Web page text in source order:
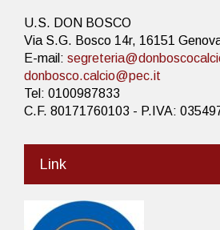
U.S. DON BOSCO
Via S.G. Bosco 14r, 16151
E-mail:
donbosco.calcio@pec.it
Tel: 0100987833
C.F. 80171760103 - P.IVA:
Link